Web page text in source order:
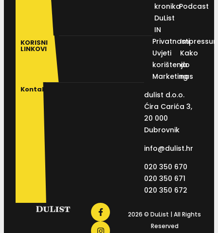
kronika
DuList
IN
Podcast
KORISNI
LINKOVI
Privatnosti
Uvjeti
korištenja
Marketing
Kako
do
nas
Kontakt
dulist d.o.o.
Ćira Carića 3,
20 000
Dubrovnik
info@dulist.hr
020 350 670
020 350 671
020 350 672
2026 © DuList | All Rights
Reserved